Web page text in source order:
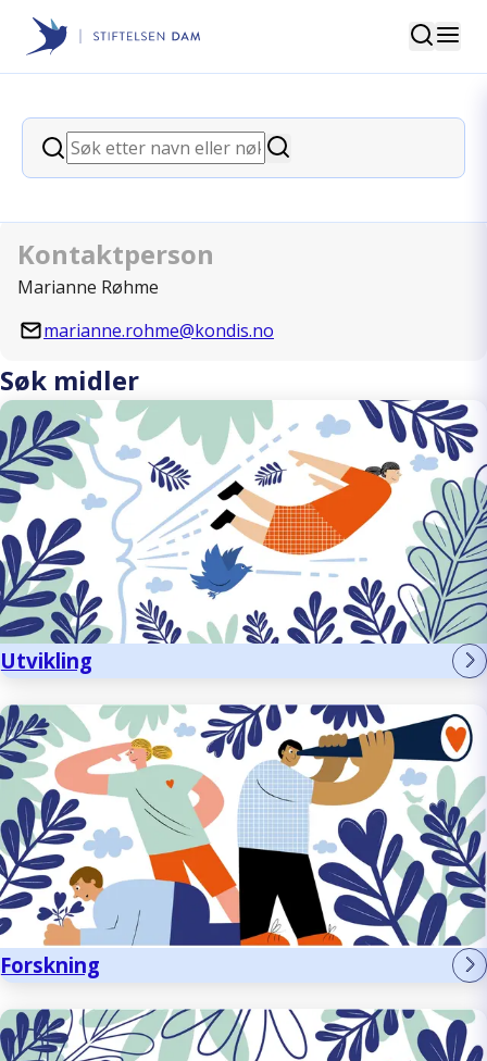
Stiftelsen Dam
Søk
Søk
Søk
back
Kondis - norsk organisasjon for
Kontaktperson
Marianne Røhme
marianne.rohme@kondis.no
Søk midler
Utvikling
Forskning